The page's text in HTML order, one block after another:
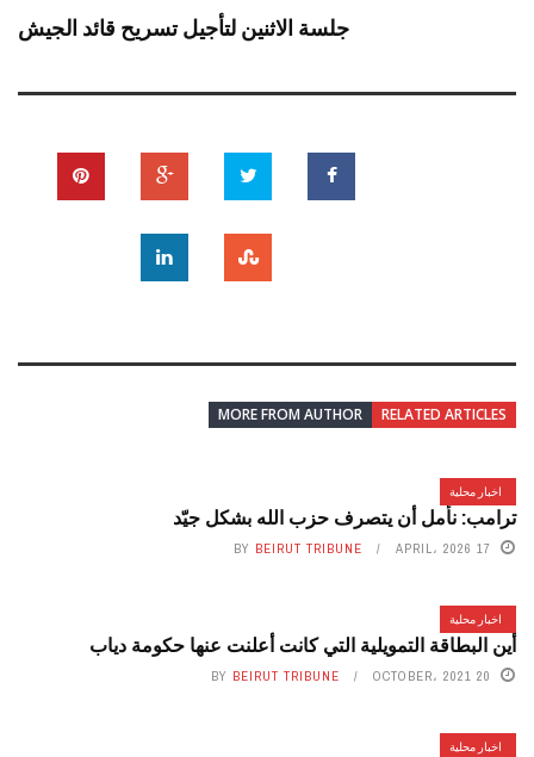
جلسة الاثنين لتأجيل تسريح قائد الجيش
RELATED ARTICLES
MORE FROM AUTHOR
اخبار محلية
ترامب: نأمل أن يتصرف حزب الله بشكل جيّد
17 APRIL، 2026 BY BEIRUT TRIBUNE
اخبار محلية
أين البطاقة التمويلية التي كانت أعلنت عنها حكومة دياب
20 OCTOBER، 2021 BY BEIRUT TRIBUNE
اخبار محلية